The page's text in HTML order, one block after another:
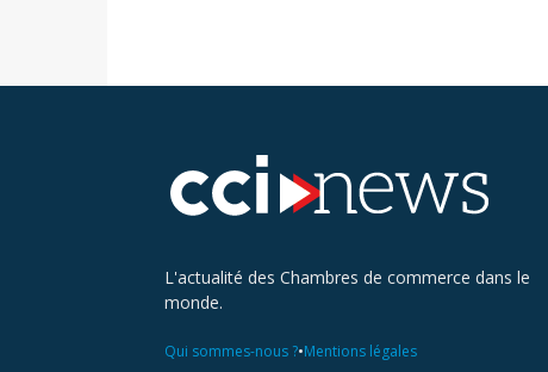
L'actualité des Chambres de commerce dans le
monde.
Qui sommes-nous ?•Mentions légales